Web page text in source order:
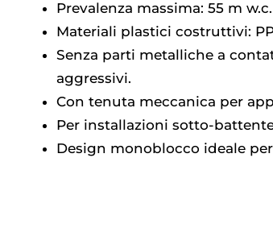
Prevalenza massima: 55 m w.c.
Materiali plastici costruttivi:
Senza parti metalliche a
aggressivi.
Con tenuta meccanica per
Per installazioni sotto-
Design monoblocco ideale